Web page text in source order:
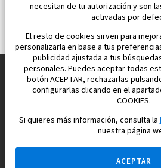
Construimos y vendemos propiedades
para su vida feliz en España
necesitan de tu autorización y son
activadas por
El resto de cookies sirven para
personalizarla en base a tus
publicidad ajustada a tus
personales. Puedes aceptar todas
botón ACEPTAR, rechazarlas
configurarlas clicando en el apartado
COOKIES.
Si quieres más información, consulta la
nuestra página
ACEPTAR